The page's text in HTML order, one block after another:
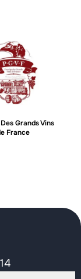
Grands Vins
France